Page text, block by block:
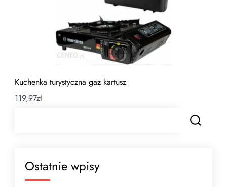
Kuchenka turystyczna gaz kartusz
119,97zł
Ostatnie wpisy